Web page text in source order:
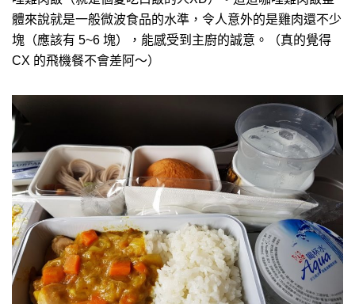
體來說就是一般微波食品的水準，令人意外的是雞肉還不少
塊（應該有 5~6 塊），能感受到主廚的誠意。（真的覺得
CX 的飛機餐不會差阿～）